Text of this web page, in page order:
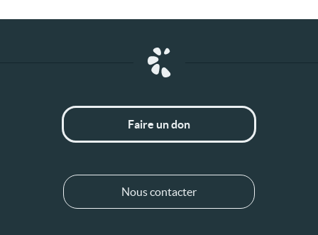
Faire un don
Nous contacter